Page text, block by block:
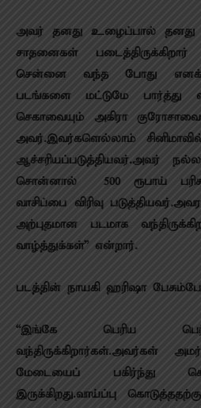
அவர் தனது உழைப்பால் தனது
சாதனைகள் படைத்திருக்கிறார்
சென்னை வந்த போது
படங்களை மட்டுமே
செகாவையும் அகிரா
அவர்.இவர்களெல்லாம்
ஆச்சரியப்படுத்தியவர்.அவர்
சொன்னால் 500 ரூபாய்
வாசிப்பை விரிவு
அற்புதமான படமாக
வாழ்த்துக்கள்” என்றார்.
படத்தின் நாயகி ஹரிஷா
“இங்கே பெரிய
வந்திருக்கிறார்கள்.அவர்கள்
மேடையைப் பகிர்ந்து
இருக்கிறது.வாய்ப்பு